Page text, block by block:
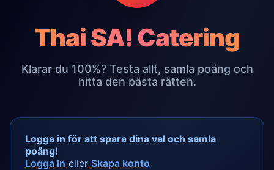
Thai SA! Catering
Klarar du 100%? Testa allt, samla poäng och
hitta den bästa rätten.
Logga in för att spara dina val och samla
poäng!
Logga in eller Skapa konto